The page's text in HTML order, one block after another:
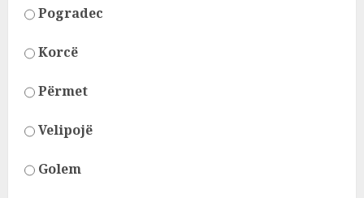
Pogradec
Korcë
Përmet
Velipojë
Golem